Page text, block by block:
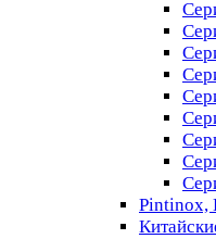
Pintinox,